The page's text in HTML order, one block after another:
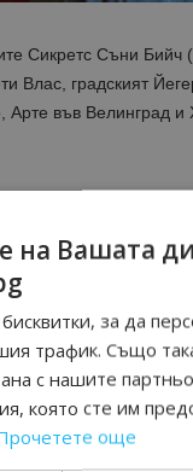
Сикретс Съни Бийч
Влас, градският
във Велинград и
тук:
100 Best Hotels in
хотели в България,
Ди Фиоре Спа §
top-10-best-five-star-
на Вашата
за да
трафик. Също
с нашите
която сте им
още